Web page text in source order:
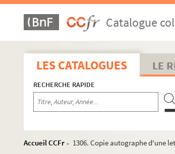
Catalogue
LES CATALOGUES LE
RECHERCHE RAPIDE
Accueil CCFr >
1306. Copie autographe d'une